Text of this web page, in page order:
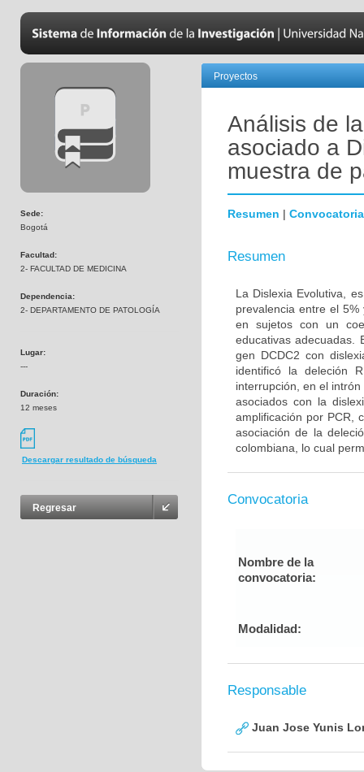
Sede:
Bogotá
Facultad:
2- FACULTAD DE MEDICINA
Dependencia:
2- DEPARTAMENTO DE PATOLOGÍA
Lugar:
---
Duración:
12 meses
Descargar resultado de búsqueda
Regresar
Proyectos
Análisis de
asociado a
muestra de
Resumen | Convocatoria
Resumen
La Dislexia Evolutiva,
prevalencia entre el
en sujetos con un
educativas adecuadas.
gen DCDC2 con
identificó la deleción
interrupción, en el
asociados con la
amplificación por PCR,
asociación de la
colombiana, lo cual
Convocatoria
Nombre de la
convocatoria:
Modalidad:
Responsable
Juan Jose Yunis